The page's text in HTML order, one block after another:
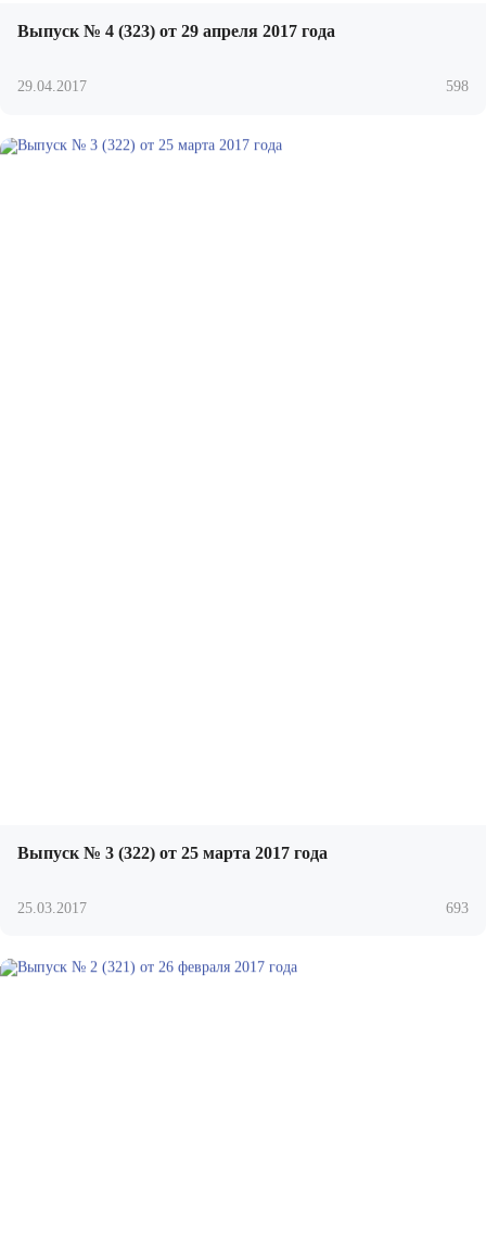
Выпуск № 4 (323) от 29 апреля 2017 года
29.04.2017 598
Выпуск № 3 (322) от 25 марта 2017 года
25.03.2017 693